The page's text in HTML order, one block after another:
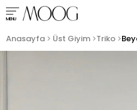
MENU
Anasayfa Üst Giyim Triko